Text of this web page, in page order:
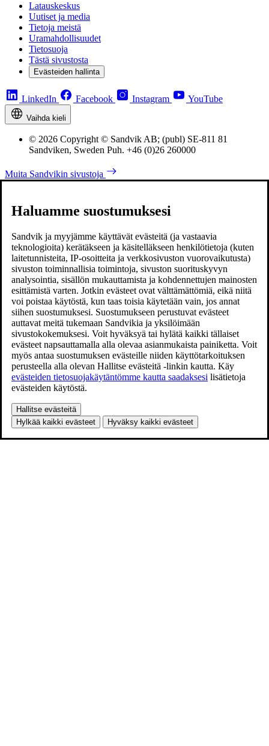
Latauskeskus
Uutiset ja media
Tietoja meistä
Uramahdollisuudet
Tietosuoja
Tästä sivustosta
Evästeiden hallinta
LinkedIn Facebook Instagram YouTube
Vaihda kieli
© 2026 Copyright © Sandvik AB; (publ) SE-811 81
Sandviken, Sweden Puh. +46 (0)26 260000
Muita Sandvikin sivustoja
Haluamme suostumuksesi
Sandvik ja myyjämme käyttävät evästeitä (ja vastaavia
teknologioita) kerätäkseen ja käsitelläkseen henkilötietoja (kuten
laitetunnisteita, IP-osoitteita ja verkkosivuston vuorovaikutusta)
sivuston toiminnallisia toimintoja, sivuston suorituskyvyn
analysointia, sisällön mukauttamista ja kohdennettujen mainosten
esittämistä varten. Jotkin evästeet ovat välttämättömiä, eikä niitä
voi poistaa käytöstä, kun taas toisia käytetään vain, jos annat
siihen suostumuksesi. Suostumukseen perustuvat evästeet
auttavat meitä tukemaan Sandvikia ja yksilöimään
sivustokokemuksesi. Voit hyväksyä tai hylätä kaikki tällaiset
evästeet napsauttamalla alla olevaa asianmukaista painiketta. Voit
myös antaa suostumuksen evästeille niiden käyttötarkoituksen
perusteella alla olevan Hallitse evästeitä -linkin kautta. Käy
evästeiden tietosuojakäytäntömme kautta saadaksesi lisätietoja
evästeiden käytöstä.
Hallitse evästeitä
Hylkää kaikki evästeet
Hyväksy kaikki evästeet